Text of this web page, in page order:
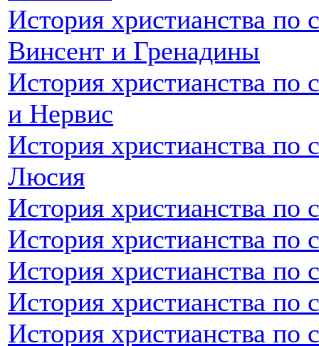
История христианства по
Винсент и Гренадины
История христианства
и Нервис
История христианства по
Люсия
История христианства по
История христианства по
История христианства по
История христианства по
История христианства по